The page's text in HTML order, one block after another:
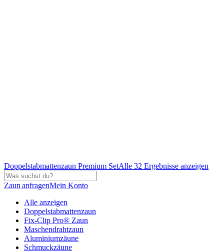
Doppelstabmattenzaun Premium SetAlle 32 Ergebnisse anzeigen
Zaun anfragenMein Konto
Alle anzeigen
Doppelstabmattenzaun
Fix-Clip Pro® Zaun
Maschendrahtzaun
Aluminiumzäune
Schmuckzäune